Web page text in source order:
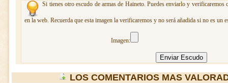
Si tienes otro escudo de armas de Haineto. Puedes enviarlo y
en la web. Recuerda que esta imagen la verificaremos y no será añadida si no es un
Imagen:
LOS COMENTARIOS MAS